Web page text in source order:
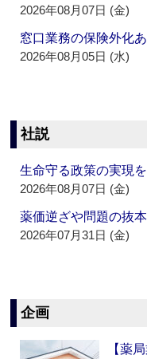
2026年08月07日 (金)
窓口業務の保険外化
2026年08月05日 (水)
社説
生命守る政策の実現
2026年08月07日 (金)
薬価逆ざや問題の抜
2026年07月31日 (金)
企画
【薬